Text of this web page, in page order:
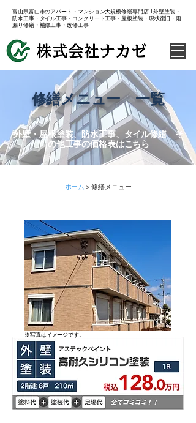
​富山県富山市のアパート・マンション大規模修繕専門店 l 外壁塗装・
防水工事・タイル工事・コンクリート工事・屋根塗装・現状復旧・雨
漏り修繕・補修工事・改修工事
​修繕メニュー 一覧
​外壁・屋根塗装、防水工事、タイル修繕 そ
の他工事の価格表はこちら
​ホーム ＞修繕メニュー
​※写真はイメージです。